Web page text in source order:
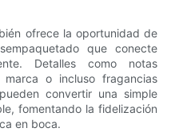
ofrece la oportunidad de
que conecte
Detalles como notas
o incluso fragancias
convertir una simple
fomentando la fidelización
en boca.